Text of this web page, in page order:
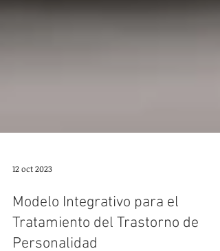
12 oct 2023
Modelo Integrativo para el